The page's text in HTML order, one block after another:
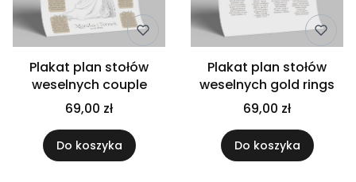
Plakat plan stołów
weselnych couple
69,00 zł
Do koszyka
Plakat plan stołów
weselnych gold rings
69,00 zł
Do koszyka